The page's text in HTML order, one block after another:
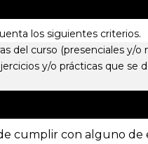
los siguientes criterios.
del curso (presenciales y/o
y/o prácticas que se
cumplir con alguno de